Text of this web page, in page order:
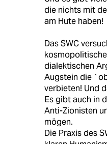
die nichts mit
am Hute haben!
Das SWC
dialektischen
Augstein die
verbieten! Und
Es gibt auch in
Anti-Zionisten
mögen.
Die Praxis des